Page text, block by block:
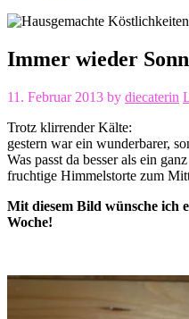
Immer wieder
11. Februar 2013 by diecaterin
Trotz klirrender Kälte:
gestern war ein wunderbarer,
Was passt da besser als ein
fruchtige Himmelstorte zum
Mit diesem Bild wünsche ich
Woche!